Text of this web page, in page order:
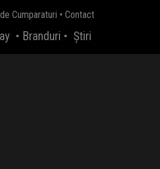
Cumparaturi • Contact
• Branduri • Știri